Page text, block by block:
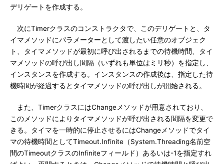
デリゲートを作成する。
次にTimerクラスのコンストラクタで、このデリゲートと、タ
イマメソッドにパラメーターとして渡したい任意のオブジェク
ト、タイマメソッドが最初に呼び出されるまでの待機時間、タイ
マメソッドの呼び出し間隔（いずれも単位はミリ秒）を指定し、
インスタンスを作成する。インスタンスの作成後は、指定した待
機時間が経過するとタイマメソッドの呼び出しが開始される。
また、TimerクラスにはChangeメソッドが用意されており、
このメソッドによりタイマメソッドが呼び出される間隔を変更で
きる。タイマを一時的に停止させるにはChangeメソッドでタイ
マの待機時間としてTimeout.Infinite（System.Threading名前空
間のTimeoutクラスのInfiniteフィールド）あるいは-1を指定すれ